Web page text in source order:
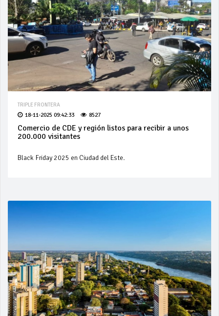
TRIPLE FRONTERA
18-11-2025 09:42:33 8527
Comercio de CDE y región listos para recibir a unos
200.000 visitantes
Black Friday 2025 en Ciudad del Este.